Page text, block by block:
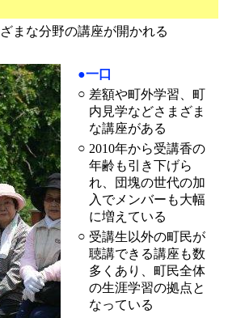
まな分野の講座が開かれる
●一口
○ 差額や町外学習、町
内見学などさまざま
な講座がある
○ 2010年から受講香の
年齢も引き下げら
れ、団塊の世代の加
入でメンバーも大幅
に増えている
○ 受講生以外の町民が
聴講できる講座も数
多くあり、町民全体
の生涯学習の拠点と
なっている